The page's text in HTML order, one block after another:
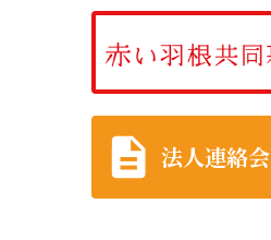
法人連絡会